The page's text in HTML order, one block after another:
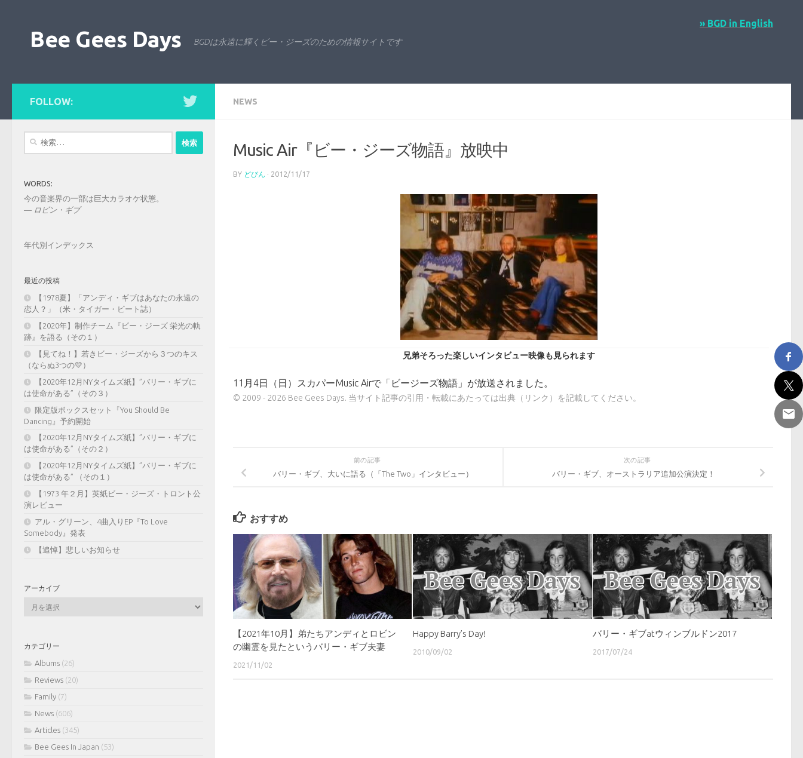
Bee Gees Days BGDは永遠に輝くビー・ジーズのための情報サイトです
» BGD in English
NEWS
Music Air『ビー・ジーズ物語』放映中
BY どびん · 2012/11/17
兄弟そろった楽しいインタビュー映像も見られます
11月4日（日）スカパーMusic Airで「ビージーズ物語」が放送されました。
© 2009 - 2026 Bee Gees Days. 当サイト記事の引用・転載にあたっては出典（リンク）を記載してください。
次の記事
バリー・ギブ、オーストラリア追加公演決定！
前の記事
バリー・ギブ、大いに語る（「The Two」インタビュー）
おすすめ
【2021年10月】弟たちアンディとロビン
の幽霊を見たというバリー・ギブ夫妻
2021/11/02
Happy Barry’s Day!
2010/09/02
バリー・ギブatウィンブルドン2017
2017/07/24
FOLLOW:
WORDS:
今の音楽界の一部は巨大カラオケ状態。
— ロビン・ギブ
年代別インデックス
最近の投稿
【1978夏】「アンディ・ギブはあなたの永遠の
恋人？」（米・タイガー・ビート誌）
【2020年】制作チーム『ビー・ジーズ 栄光の軌
跡』を語る（その１）
【見てね！】若きビー・ジーズから３つのキス
（ならぬ3つの💛）
【2020年12月NYタイムズ紙】”バリー・ギブに
は使命がある”（その３）
限定版ボックスセット『You Should Be
Dancing』予約開始
【2020年12月NYタイムズ紙】”バリー・ギブに
は使命がある”（その２）
【2020年12月NYタイムズ紙】”バリー・ギブに
は使命がある” （その１）
【1973 年２月】英紙ビー・ジーズ・トロント公
演レビュー
アル・グリーン、4曲入りEP『To Love
Somebody』発表
【追悼】悲しいお知らせ
アーカイブ
ブ
カテゴリー
Albums (26)
Reviews (20)
Family (7)
News (606)
Articles (345)
Bee Gees In Japan (53)